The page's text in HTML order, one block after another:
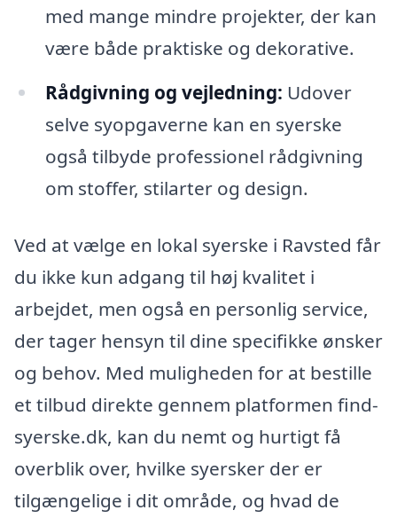
med mange mindre projekter, der kan
være både praktiske og dekorative.
Rådgivning og vejledning: Udover
selve syopgaverne kan en syerske
også tilbyde professionel rådgivning
om stoffer, stilarter og design.
Ved at vælge en lokal syerske i Ravsted får
du ikke kun adgang til høj kvalitet i
arbejdet, men også en personlig service,
der tager hensyn til dine specifikke ønsker
og behov. Med muligheden for at bestille
et tilbud direkte gennem platformen find-
syerske.dk, kan du nemt og hurtigt få
overblik over, hvilke syersker der er
tilgængelige i dit område, og hvad de